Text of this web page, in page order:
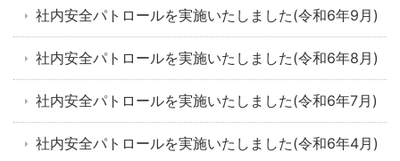
社内安全パトロールを実施いたしました(令和6年9月)
社内安全パトロールを実施いたしました(令和6年8月)
社内安全パトロールを実施いたしました(令和6年7月)
社内安全パトロールを実施いたしました(令和6年4月)